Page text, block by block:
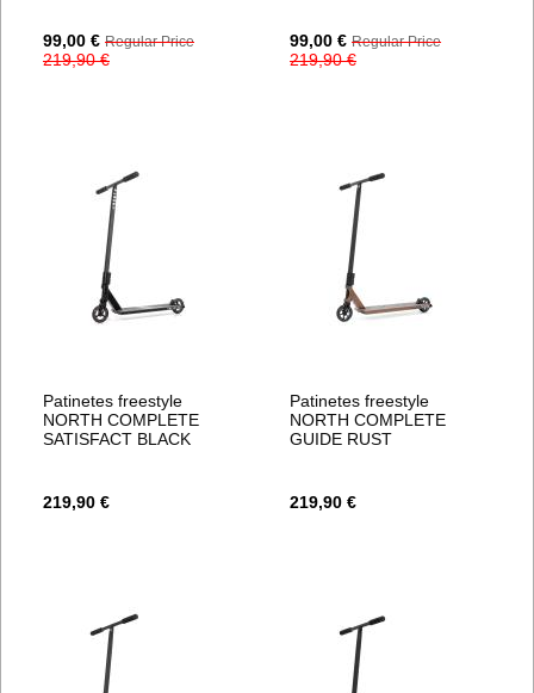
Special
Price
99,00 € Regular Price
219,90 €
Special
Price
99,00 € Regular Price
219,90 €
Patinetes freestyle
NORTH COMPLETE
SATISFACT BLACK
219,90 €
Patinetes freestyle
NORTH COMPLETE
GUIDE RUST
219,90 €